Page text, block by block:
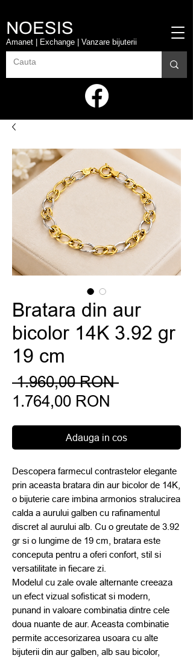
NOESIS
Amanet | Exchange | Vanzare bijuterii
Bratara din aur
bicolor 14K 3.92 gr
19 cm
1.960,00 RON Preț
1.764,00 RON
Adauga in cos
Descopera farmecul contrastelor elegante
prin aceasta bratara din aur bicolor de 14K,
o bijuterie care imbina armonios stralucirea
calda a aurului galben cu rafinamentul
discret al aurului alb. Cu o greutate de 3.92
gr si o lungime de 19 cm, bratara este
conceputa pentru a oferi confort, stil si
versatilitate in fiecare zi.
Modelul cu zale ovale alternante creeaza
un efect vizual sofisticat si modern,
punand in valoare combinatia dintre cele
doua nuante de aur. Aceasta combinatie
permite accesorizarea usoara cu alte
bijuterii din aur galben, alb sau bicolor,